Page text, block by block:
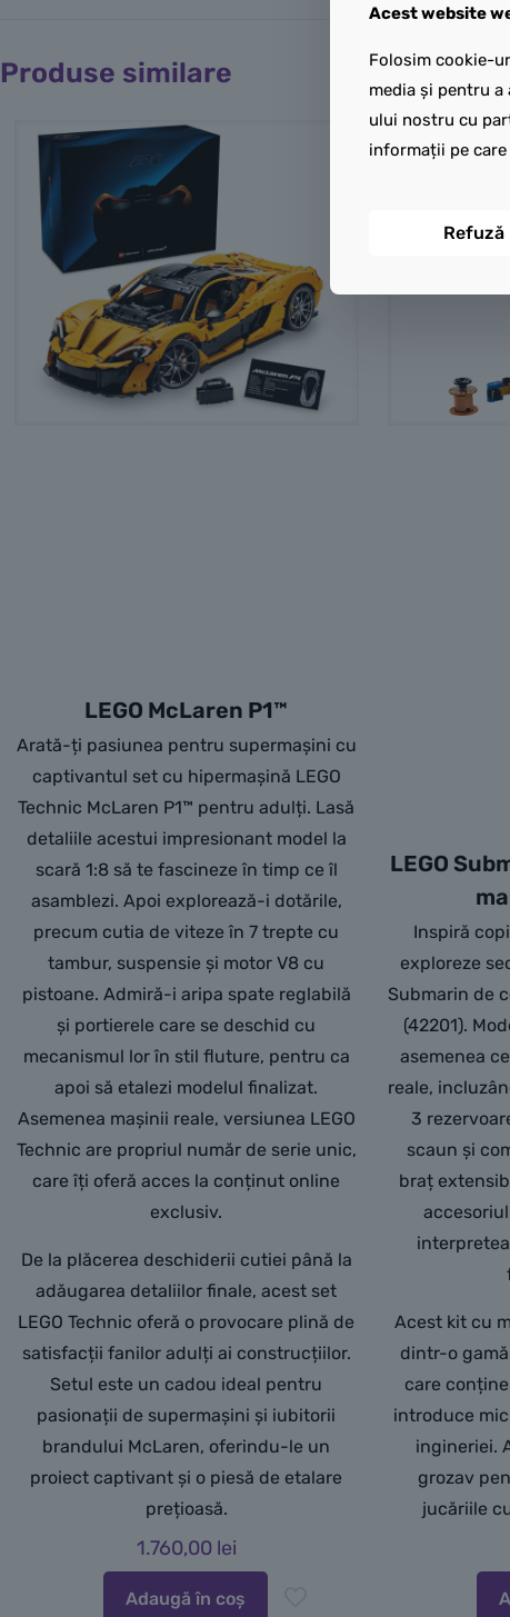
Produse similare
LEGO McLaren P1™
Arată-ți pasiunea pentru supermașini cu
captivantul set cu hipermașină LEGO
Technic McLaren P1™ pentru adulți. Lasă
detaliile acestui impresionant model la
scară 1:8 să te fascineze în timp ce îl
asamblezi. Apoi explorează-i dotările,
precum cutia de viteze în 7 trepte cu
tambur, suspensie și motor V8 cu
pistoane. Admiră-i aripa spate reglabilă
și portierele care se deschid cu
mecanismul lor în stil fluture, pentru ca
apoi să etalezi modelul finalizat.
Asemenea mașinii reale, versiunea LEGO
Technic are propriul număr de serie unic,
care îți oferă acces la conținut online
exclusiv.
De la plăcerea deschiderii cutiei până la
adăugarea detaliilor finale, acest set
LEGO Technic oferă o provocare plină de
satisfacții fanilor adulți ai construcțiilor.
Setul este un cadou ideal pentru
pasionații de supermașini și iubitorii
brandului McLaren, oferindu-le un
proiect captivant și o piesă de etalare
prețioasă.
1.760,00 lei
Adaugă în coș
LEGO
Inspiră
exploreze
Submarin de
(42201).
asemenea
reale,
3
scaun și
braț
Acest kit cu
dintr-o
care
introduce
ingineriei.
grozav
jucăriile
Acest website
Folosim cookie-
media și pentru
ului nostru cu
informații pe
Refuză